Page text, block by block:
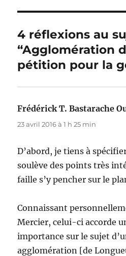
4 réflexions au
“Agglomération
pétition pour la
Frédérick T. Bastarache
23 avril 2016 à 1 h 25 min
D’abord, je tiens à
soulève des points très
faille s’y pencher sur le
Connaissant
Mercier, celui-ci accorde
importance sur le sujet
agglomération [de